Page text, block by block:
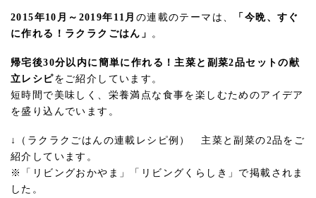
2015年10月～2019年11月 の連載のテーマは、
「今晩、すぐ
に作れる！ラクラクごはん」
。
帰宅後30分以内に簡単に作れる！主菜と副菜2品セットの献
立レシピをご紹介しています。
短時間で美味しく、栄養満点な食事を楽しむためのアイデア
を盛り込んでいます。
↓（ラクラクごはんの連載レシピ例） 主菜と副菜の2品をご
紹介しています。
※「リビングおかやま」「リビングくらしき」で掲載されま
した。